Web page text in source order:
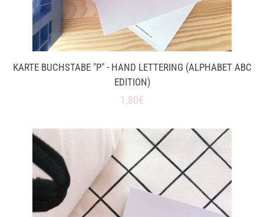
KARTE BUCHSTABE "P" - HAND LETTERING (ALPHABET ABC
EDITION)
Normaler
1,80€